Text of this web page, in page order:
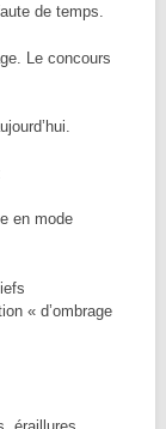
de temps.
Le concours
en mode
« d’ombrage